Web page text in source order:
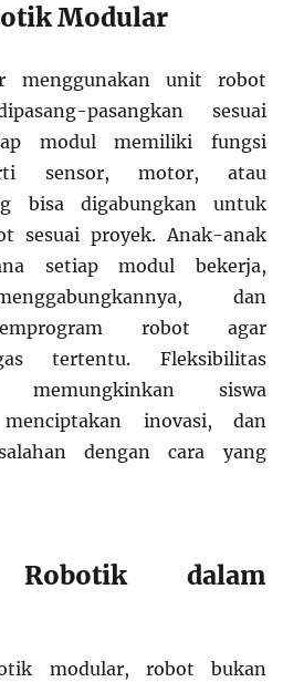
Modular
menggunakan unit robot
pasangkan sesuai
modul memiliki fungsi
sensor, motor, atau
bisa digabungkan untuk
sesuai proyek. Anak-anak
setiap modul bekerja,
dan
robot agar
tertentu. Fleksibilitas
siswa
menciptakan inovasi, dan
dengan cara yang
Robotik dalam
modular, robot bukan